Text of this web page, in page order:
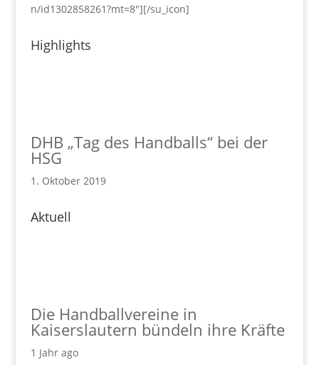
n/id1302858261?mt=8"][/su_icon]
Highlights
DHB „Tag des Handballs“ bei der
HSG
1. Oktober 2019
Aktuell
Die Handballvereine in
Kaiserslautern bündeln ihre Kräfte
1 Jahr ago